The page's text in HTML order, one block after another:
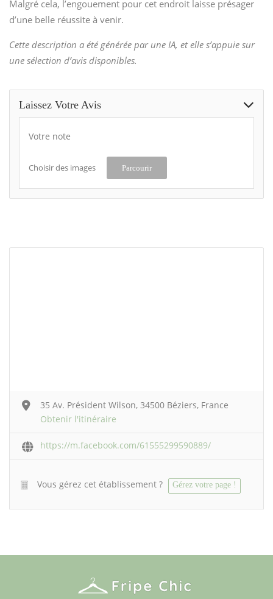
Malgré cela, l’engouement pour cet endroit laisse présager
d’une belle réussite à venir.
Cette description a été générée par une IA, et elle s’appuie sur
une sélection d’avis disponibles.
Laissez Votre Avis
Votre note
Choisir des images Parcourir
35 Av. Président Wilson, 34500 Béziers, France
Obtenir l'itinéraire
https://m.facebook.com/61555299590889/
Vous gérez cet établissement ? Gérez votre page !